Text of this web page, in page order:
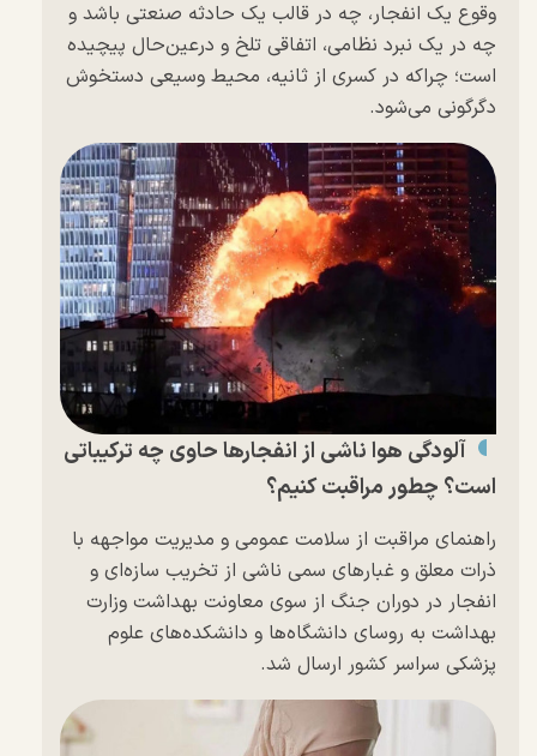
وقوع یک انفجار، چه در قالب یک حادثه صنعتی باشد و
چه در یک نبرد نظامی، اتفاقی تلخ و درعین‌حال پیچیده
است؛ چراکه در کسری از ثانیه، محیط وسیعی دستخوش
دگرگونی می‌شود.
آلودگی هوا ناشی از انفجار‌ها حاوی چه ترکیباتی
است؟ چطور مراقبت کنیم؟
راهنمای مراقبت از سلامت عمومی و مدیریت مواجهه با
ذرات معلق و غبار‌های سمی ناشی از تخریب سازه‌ای و
انفجار در دوران جنگ از سوی معاونت بهداشت وزارت
بهداشت به روسای دانشگاه‌ها و دانشکده‌های علوم
پزشکی سراسر کشور ارسال شد.